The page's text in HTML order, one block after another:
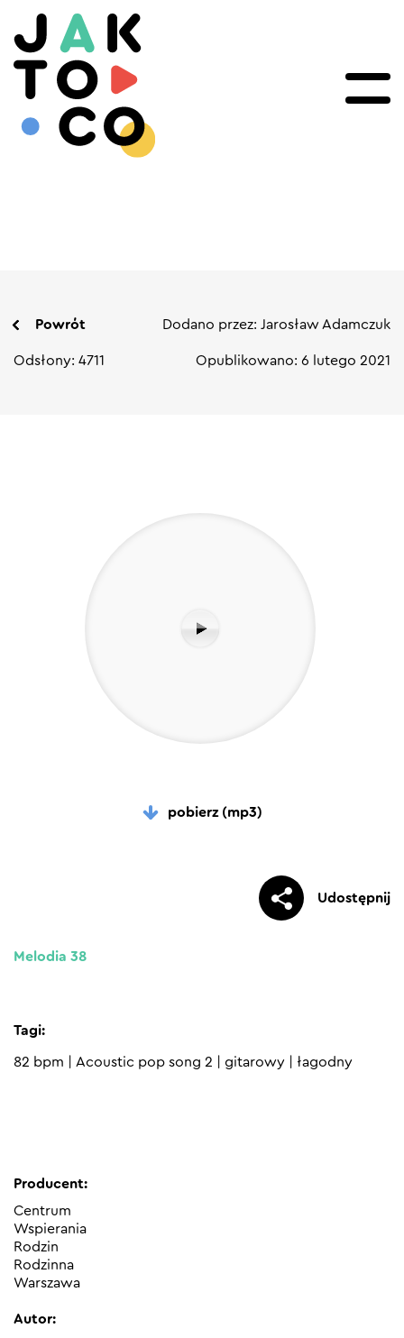
Powrót Dodano przez: Jarosław Adamczuk
Odsłony: 4711 Opublikowano: 6 lutego 2021
pobierz (mp3)
Udostępnij
Melodia 38
Tagi:
82 bpm Acoustic pop song 2 gitarowy łagodny
Producent:
Centrum
Wspierania
Rodzin
Rodzinna
Warszawa
Autor: